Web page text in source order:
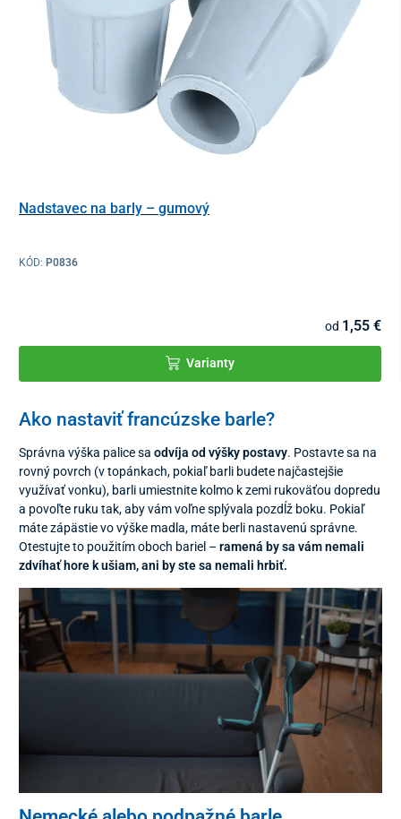
Nadstavec na barly – gumový
KÓD: P0836
od 1,55 €
Varianty
Ako nastaviť francúzske barle?
Správna výška palice sa odvíja od výšky postavy. Postavte sa na
rovný povrch (v topánkach, pokiaľ barli budete najčastejšie
využívať vonku), barli umiestnite kolmo k zemi rukoväťou dopredu
a povoľte ruku tak, aby vám voľne splývala pozdĺž boku. Pokiaľ
máte zápästie vo výške madla, máte berli nastavenú správne.
Otestujte to použitím oboch bariel – ramená by sa vám nemali
zdvíhať hore k ušiam, ani by ste sa nemali hrbiť.